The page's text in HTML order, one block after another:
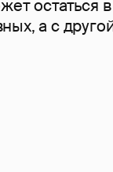
остаться
а с